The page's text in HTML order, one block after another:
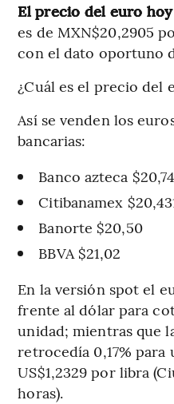
El precio del euro
es de MXN$20,2905
con el dato oportuno
¿Cuál es el precio del
Así se venden los
bancarias:
Banco azteca $20,74
Citibanamex
Banorte $20,50
BBVA $21,02
En la versión spot el
frente al dólar para
unidad; mientras que
retrocedía 0,17% para
US$1,2329 por libra
horas).